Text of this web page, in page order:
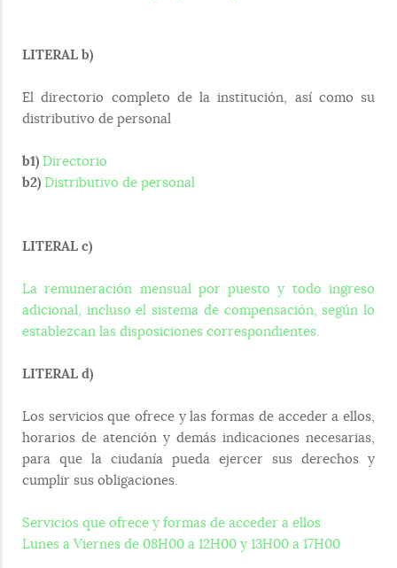
LITERAL b)
El directorio completo de la institución, así como su
distributivo de personal
b1) Directorio
b2) Distributivo de personal
LITERAL c)
La remuneración mensual por puesto y todo ingreso
adicional, incluso el sistema de compensación, según lo
establezcan las disposiciones correspondientes.
LITERAL d)
Los servicios que ofrece y las formas de acceder a ellos,
horarios de atención y demás indicaciones necesarias,
para que la ciudanía pueda ejercer sus derechos y
cumplir sus obligaciones.
Servicios que ofrece y formas de acceder a ellos
Lunes a Viernes de 08H00 a 12H00 y 13H00 a 17H00